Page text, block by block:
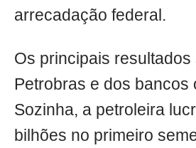
arrecadação federal.
Os principais resultados
Petrobras e dos bancos
Sozinha, a petroleira
bilhões no primeiro